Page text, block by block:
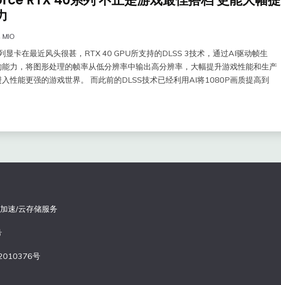
MIO
显卡在最近风头很甚，RTX 40 GPU所支持的DLSS 3技术，通过AI驱动帧生
力，将图形处理的帧率从低分辨率中输出高分辨率，大幅提升游戏性能和生产
性能更强的游戏世界。 而此前的DLSS技术已经利用AI将1080P画质提高到
速/云存储服务
号